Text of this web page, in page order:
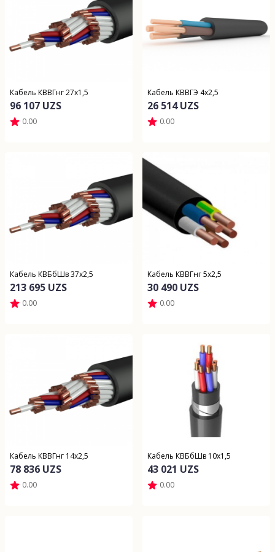
Кабель КВВГнг 27х1,5
96 107 UZS
0.00
Кабель КВВГЭ 4х2,5
26 514 UZS
0.00
Кабель КВБбШв 37х2,5
213 695 UZS
0.00
Кабель КВВГнг 5х2,5
30 490 UZS
0.00
Кабель КВВГнг 14х2,5
78 836 UZS
0.00
Кабель КВБбШв 10х1,5
43 021 UZS
0.00